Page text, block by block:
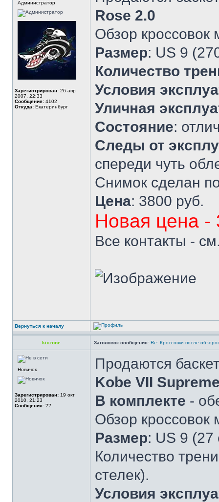
Администратор
Зарегистрирован: 26 апр
2007, 22:33
Сообщения: 4102
Откуда: Екатеринбург
Rose 2.0
Обзор
Размер: US 9
Количество
Условия
Уличная
Состояние:
Следы от
спереди чуть
Снимок сделан
Цена: 3800 руб.
Новая цена -
Все контакты -
Вернуться к началу
kixzone Заголовок сообщения: Re: Кроссовки после
Новичок
Зарегистрирован: 19 окт
2010, 21:23
Сообщения: 22
Продаются
Kobe VII
В комплекте -
Обзор
Размер: US 9 (27
Количество
стелек).
Условия